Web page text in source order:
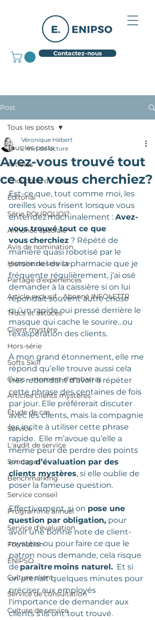
Contactez-nous
Post
Tous les posts
Articles
Chouchou du mois
Éditorial
Série POURQUOI?
Annonce spéciale
Avis de nomination
Histoire de service
Partage d'expériences
Article exclusif - Abonné INFOLETTR
Trucs et astuces
Client mystère
Hors-série
Softs Skill
Oups - moment d'embarras
Articles clients mystères
Étude de cas
Service
L'audit de service
Sondage
Benchmarking
Service conseil
Programme annuel
Service d'évaluation
Formation
ENIPSO
Culture client
Service de consultation
Culture de service
Tous les posts
Avez-vous trouvé tout
ce que vous cherchiez?
Véronique Hébert
2 min de lecture
Est-ce que, tout comme moi, les
oreilles vous frisent lorsque vous
entendez machinalement : Avez-
vous trouvé tout ce que
vous cherchiez ? Répété de
manière quasi robotisé par le
personnel de la pharmacie que je
fréquente régulièrement, j’ai osé
demander à la caissière si on lui
répondait souvent autre chose
qu’un rapide oui pressé derrière le
masque qui cache le sourire…ou
l’exaspération des clients.
À mon grand étonnement, elle me
répond qu’elle trouve aussi cela
très redondant d’avoir à répéter
cette phrase des centaines de fois
par jour. Elle préférerait discuter
avec les clients, mais la compagnie
les incite à utiliser cette phrase
rapide.  Elle m’avoue qu’elle a
même peur de perdre des points
en cas d’évaluation par des
clients mystères, si elle oublie de
poser la fameuse question.
Effectivement, si on pose une
question par obligation, pour
avoir une bonne note de client-
mystère ou pour faire ce que le
patron nous demande, cela risque
de paraître moins naturel.
  Et si
on prenait quelques minutes pour
préciser aux employés
l'importance de demander aux
clients s'ils ont tout trouvé.